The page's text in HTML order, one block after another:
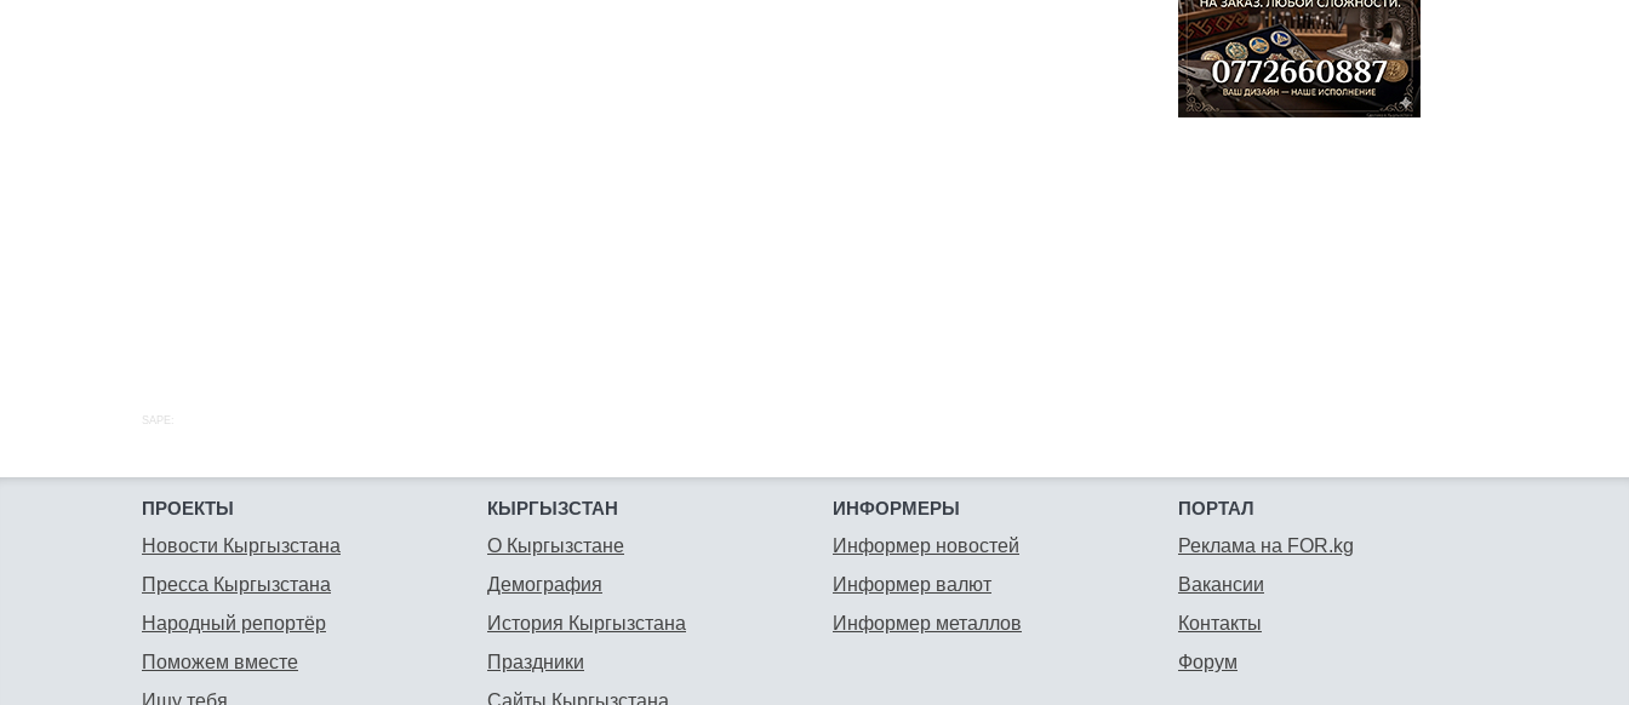
SAPE:
ПРОЕКТЫ
Новости Кыргызстана
Пресса Кыргызстана
Народный репортёр
Поможем вместе
КЫРГЫЗСТАН
О Кыргызстане
Демография
История Кыргызстана
Праздники
ИНФОРМЕРЫ
Информер новостей
Информер валют
Информер металлов
ПОРТАЛ
Реклама на FOR.kg
Вакансии
Контакты
Форум